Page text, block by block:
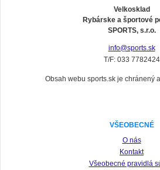
Velkosklad
Rybárske a športové
SPORTS, s.r.o.
info@sports.sk
T/F: 033 7782424
Obsah webu sports.sk je chránený
VŠEOBECNÉ
O nás
Kontakt
Všeobecné pravidlá